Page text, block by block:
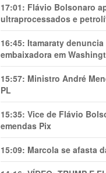
17:01: Flávio Bolsonaro
ultraprocessados e
16:45: Itamaraty
embaixadora em
15:57: Ministro André
PL
15:35: Vice de Flávio
emendas Pix
15:09: Marcola se afasta